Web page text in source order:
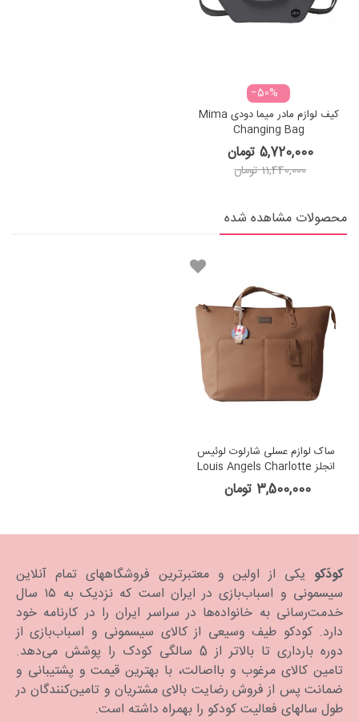
‎−50%
کیف لوازم مادر میما دودی Mima
Changing Bag
5,720,000 تومان
11,440,000 تومان
محصولات مشاهده شده
ساک لوازم عسلی شارلوت لوئیس
انجلز Louis Angels Charlotte
Changing Bag
3,500,000 تومان
کودَکو یکی از اولین و معتبرترین فروشگاههای تمام آنلاین
سیسمونی و اسباب‌بازی در ایران است که نزدیک به ۱۵ سال
خدمت‌رسانی به خانواده‌ها در سراسر ایران را در کارنامه خود
دارد. كودكو طیف وسیعی از کالای سیسمونی و اسباب‌بازی از
دوره بارداری تا بالاتر از 5 سالگی کودک را پوشش می‌دهد.
تامین کالای مرغوب و بااصالت، با بهترین قیمت و پشتیبانی و
ضمانت پس از فروش رضایت بالای مشتریان و تامین‌کنندگان در
طول سالهای فعالیت کودکو را بهمراه داشته است.